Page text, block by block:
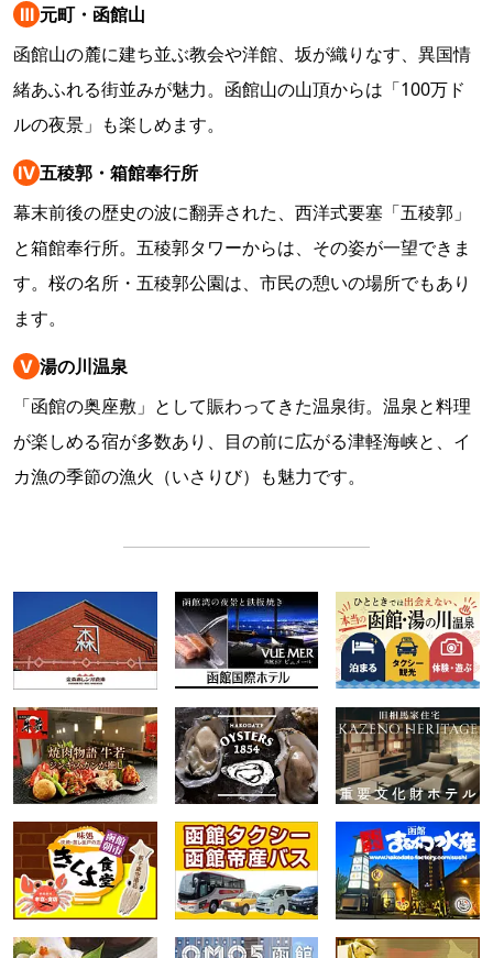
Ⅲ 元町・函館山
函館山の麓に建ち並ぶ教会や洋館、坂が織りなす、異国情
緒あふれる街並みが魅力。函館山の山頂からは「100万ド
ルの夜景」も楽しめます。
Ⅳ五稜郭・箱館奉行所
幕末前後の歴史の波に翻弄された、西洋式要塞「五稜郭」
と箱館奉行所。五稜郭タワーからは、その姿が一望できま
す。桜の名所・五稜郭公園は、市民の憩いの場所でもあり
ます。
Ⅴ 湯の川温泉
「函館の奥座敷」として賑わってきた温泉街。温泉と料理
が楽しめる宿が多数あり、目の前に広がる津軽海峡と、イ
カ漁の季節の漁火（いさりび）も魅力です。